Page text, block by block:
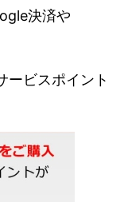
決済や
ービスポイント